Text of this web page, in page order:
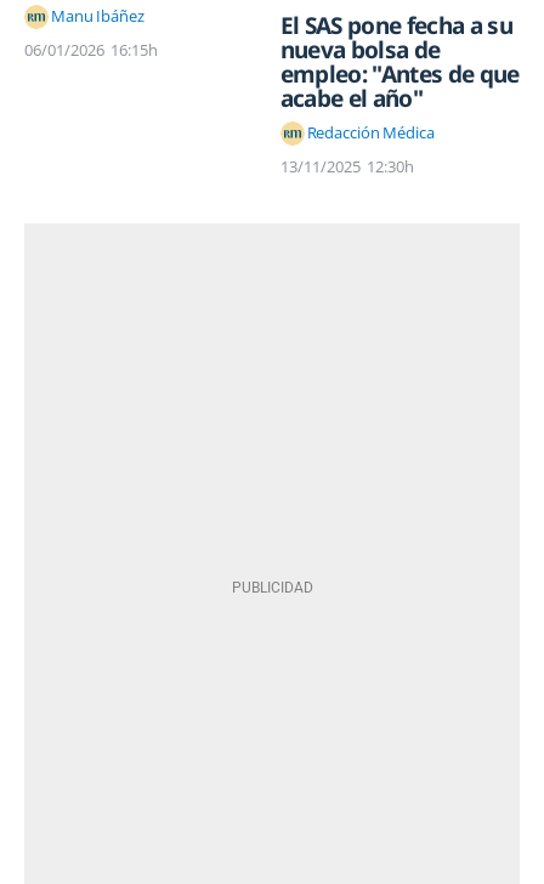
Manu Ibáñez
06/01/2026 16:15h
El SAS pone fecha a su
nueva bolsa de
empleo: "Antes de que
acabe el año"
Redacción Médica
13/11/2025 12:30h